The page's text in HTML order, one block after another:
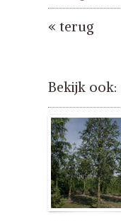
« terug
Bekijk ook: